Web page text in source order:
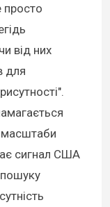
просто
від них
для
масштаби
сигнал США
пошуку